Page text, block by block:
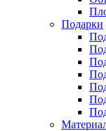
Подарки